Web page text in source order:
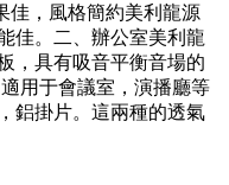
佳，風格簡約美利龍源
佳。二、辦公室美利龍
，具有吸音平衡音場的
用于會議室，演播廳等
鋁掛片。這兩種的透氣